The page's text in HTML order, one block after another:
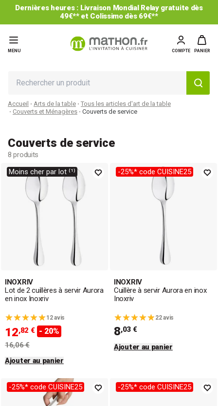
Dernières heures : Livraison Mondial Relay gratuite dès
49€** et Colissimo dès 69€**
MENU COMPTE PANIER
Accueil Arts de la table
Tous les articles d'art de la table
Couverts et Ménagères
Couverts de service
Couverts de service
8 produits
Moins cher par lot ⁽¹⁾
INOXRIV
Lot de 2 cuillères à servir Aurora
en inox Inoxriv
12 avis
12,82 € - 20%
16,06 €
Ajouter au panier
-25%* code CUISINE25
INOXRIV
Cuillère à servir Aurora en inox
Inoxriv
22 avis
8,03 €
Ajouter au panier
-25%* code CUISINE25 -25%* code CUISINE25